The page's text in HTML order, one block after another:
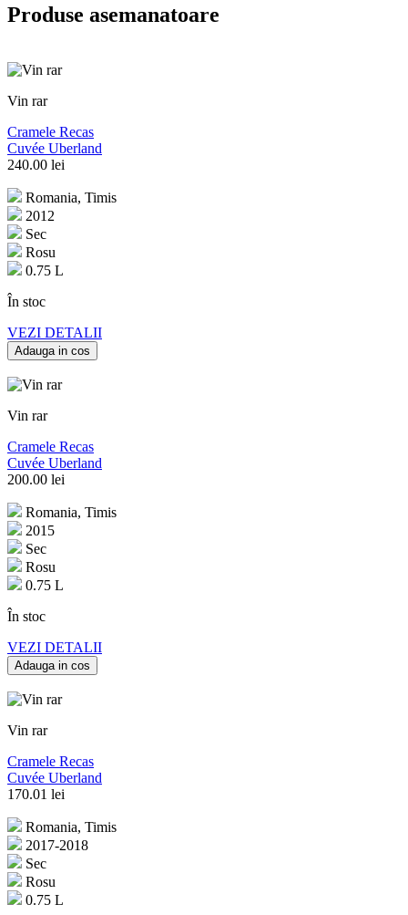
Produse asemanatoare
Vin rar
Cramele Recas
Cuvée Uberland
240.00 lei
Romania, Timis
2012
Sec
Rosu
0.75 L
În stoc
VEZI DETALII
Adauga in cos
Vin rar
Cramele Recas
Cuvée Uberland
200.00 lei
Romania, Timis
2015
Sec
Rosu
0.75 L
În stoc
VEZI DETALII
Adauga in cos
Vin rar
Cramele Recas
Cuvée Uberland
170.01 lei
Romania, Timis
2017-2018
Sec
Rosu
0.75 L